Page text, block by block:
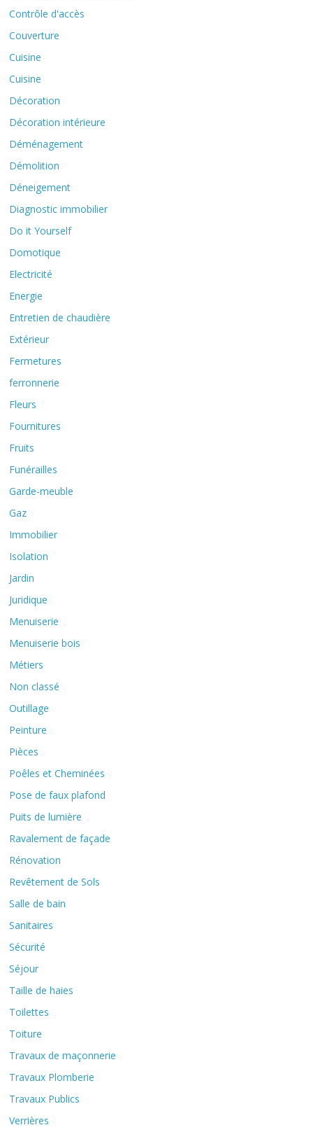
Contrôle d'accès
Couverture
Cuisine
Cuisine
Décoration
Décoration intérieure
Déménagement
Démolition
Déneigement
Diagnostic immobilier
Do it Yourself
Domotique
Electricité
Energie
Entretien de chaudière
Extérieur
Fermetures
ferronnerie
Fleurs
Fournitures
Fruits
Funérailles
Garde-meuble
Gaz
Immobilier
Isolation
Jardin
Juridique
Menuiserie
Menuiserie bois
Métiers
Non classé
Outillage
Peinture
Pièces
Poêles et Cheminées
Pose de faux plafond
Puits de lumière
Ravalement de façade
Rénovation
Revêtement de Sols
Salle de bain
Sanitaires
Sécurité
Séjour
Taille de haies
Toilettes
Toiture
Travaux de maçonnerie
Travaux Plomberie
Travaux Publics
Verrières